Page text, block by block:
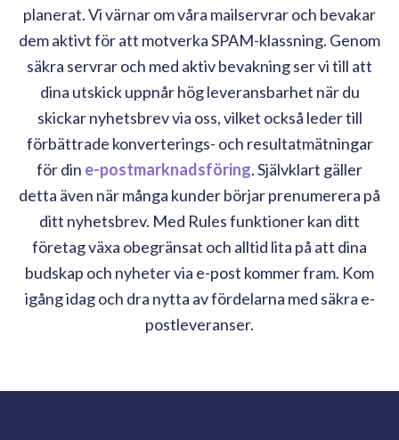
planerat. Vi värnar om våra mailservrar och bevakar
dem aktivt för att motverka SPAM-klassning. Genom
säkra servrar och med aktiv bevakning ser vi till att
dina utskick uppnår hög leveransbarhet när du
skickar nyhetsbrev via oss, vilket också leder till
förbättrade konverterings- och resultatmätningar
för din e-postmarknadsföring. Självklart gäller
detta även när många kunder börjar prenumerera på
ditt nyhetsbrev. Med Rules funktioner kan ditt
företag växa obegränsat och alltid lita på att dina
budskap och nyheter via e-post kommer fram. Kom
igång idag och dra nytta av fördelarna med säkra e-
postleveranser.